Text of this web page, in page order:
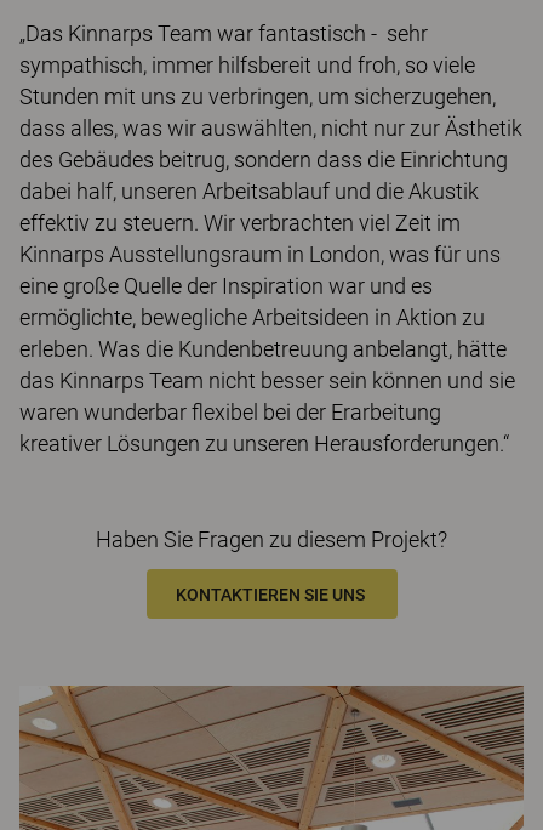
„Das Kinnarps Team war fantastisch - sehr
sympathisch, immer hilfsbereit und froh, so viele
Stunden mit uns zu verbringen, um sicherzugehen,
dass alles, was wir auswählten, nicht nur zur Ästhetik
des Gebäudes beitrug, sondern dass die Einrichtung
dabei half, unseren Arbeitsablauf und die Akustik
effektiv zu steuern. Wir verbrachten viel Zeit im
Kinnarps Ausstellungsraum in London, was für uns
eine große Quelle der Inspiration war und es
ermöglichte, bewegliche Arbeitsideen in Aktion zu
erleben. Was die Kundenbetreuung anbelangt, hätte
das Kinnarps Team nicht besser sein können und sie
waren wunderbar flexibel bei der Erarbeitung
kreativer Lösungen zu unseren Herausforderungen.“
Haben Sie Fragen zu diesem Projekt?
KONTAKTIEREN SIE UNS